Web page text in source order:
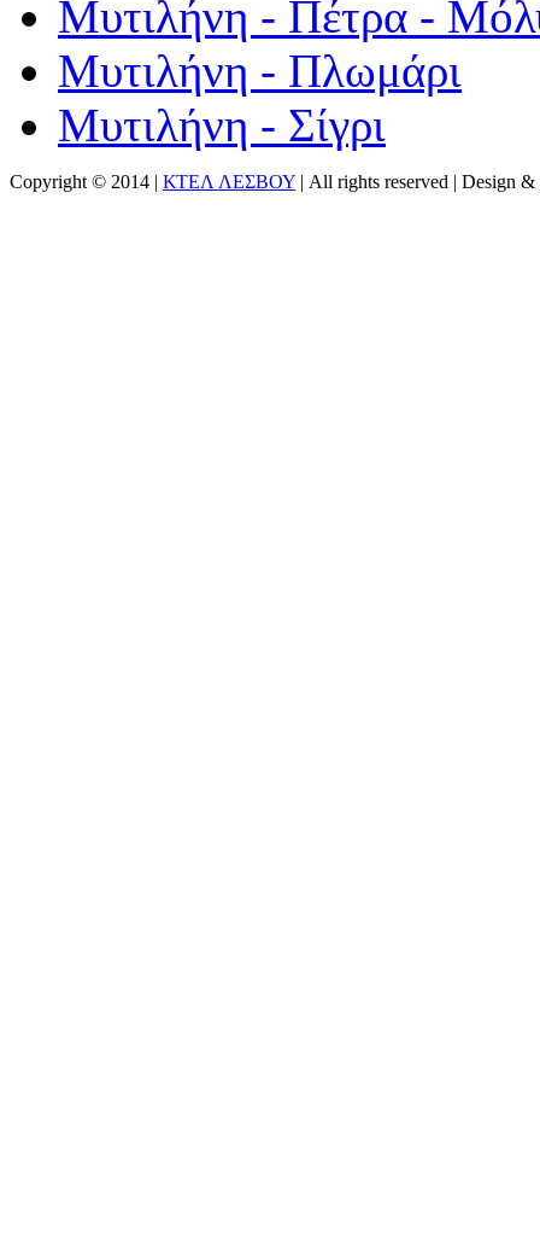
Μυτιλήνη - Πέτρα -
Μυτιλήνη - Πλωμάρι
Μυτιλήνη - Σίγρι
Copyright © 2014 | ΚΤΕΛ ΛΕΣΒΟΥ | All rights reserved | Design &